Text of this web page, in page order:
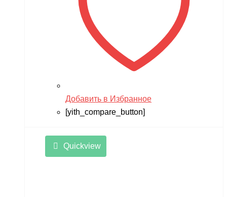
Добавить в Избранное
[yith_compare_button]
Quickview